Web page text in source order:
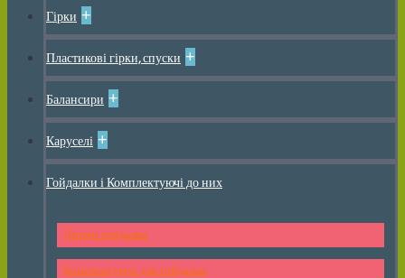
Гірки +
Пластикові гірки, спуски +
Балансири +
Каруселі +
Гойдалки і Комплектуючі до них
Дитячі гойдалки
Комплектуючі для гойдалок